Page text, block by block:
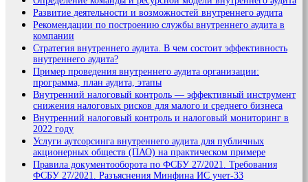
Развитие деятельности и возможностей внутреннего аудита
Рекомендации по построению службы внутреннего аудита в
компании
Стратегия внутреннего аудита. В чем состоит эффективность
внутреннего аудита?
Пример проведения внутреннего аудита организации:
программа, план аудита, этапы
Внутренний налоговый контроль — эффективный инструмент
снижения налоговых рисков для малого и среднего бизнеса
Внутренний налоговый контроль и налоговый мониторинг в
2022 году
Услуги аутсорсинга внутреннего аудита для публичных
акционерных обществ (ПАО) на практическом примере
Правила документооборота по ФСБУ 27/2021. Требования
ФСБУ 27/2021. Разъяснения Минфина ИС учет-33